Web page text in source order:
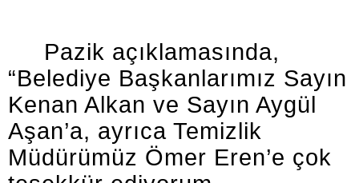
Pazik açıklamasında,
“Belediye Başkanlarımız Sayın
Kenan Alkan ve Sayın Aygül
Aşan’a, ayrıca Temizlik
Müdürümüz Ömer Eren’e çok